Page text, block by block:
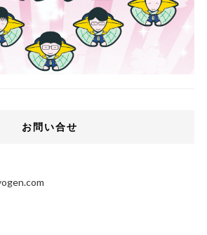
お問い合せ